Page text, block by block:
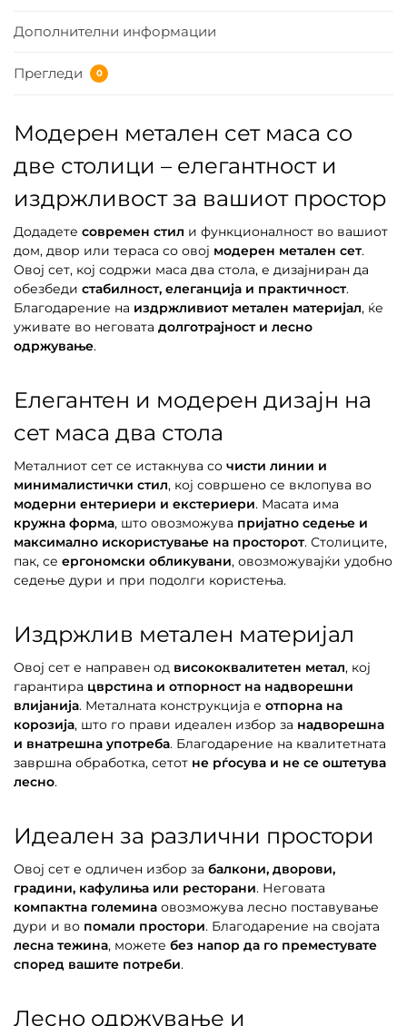
Дополнителни информации
Прегледи 0
Модерен метален сет маса со
две столици – елегантност и
издржливост за вашиот простор
Додадете современ стил и функционалност во вашиот
дом, двор или тераса со овој модерен метален сет.
Овој сет, кој содржи маса два стола, е дизајниран да
обезбеди стабилност, елеганција и практичност.
Благодарение на издржливиот метален материјал, ќе
уживате во неговата долготрајност и лесно
одржување.
Елегантен и модерен дизајн на
сет маса два стола
Металниот сет се истакнува со чисти линии и
минималистички стил, кој совршено се вклопува во
модерни ентериери и екстериери. Масата има
кружна форма, што овозможува пријатно седење и
максимално искористување на просторот. Столиците,
пак, се ергономски обликувани, овозможувајќи удобно
седење дури и при подолги користења.
Издржлив метален материјал
Овој сет е направен од висококвалитетен метал, кој
гарантира цврстина и отпорност на надворешни
влијанија. Металната конструкција е отпорна на
корозија, што го прави идеален избор за надворешна
и внатрешна употреба. Благодарение на квалитетната
завршна обработка, сетот не рѓосува и не се оштетува
лесно.
Идеален за различни простори
Овој сет е одличен избор за балкони, дворови,
градини, кафулиња или ресторани. Неговата
компактна големина овозможува лесно поставување
дури и во помали простори. Благодарение на својата
лесна тежина, можете без напор да го преместувате
според вашите потреби.
Лесно одржување и